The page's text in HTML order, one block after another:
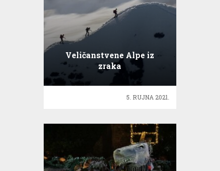
Veličanstvene Alpe iz
zraka
5. RUJNA 2021.